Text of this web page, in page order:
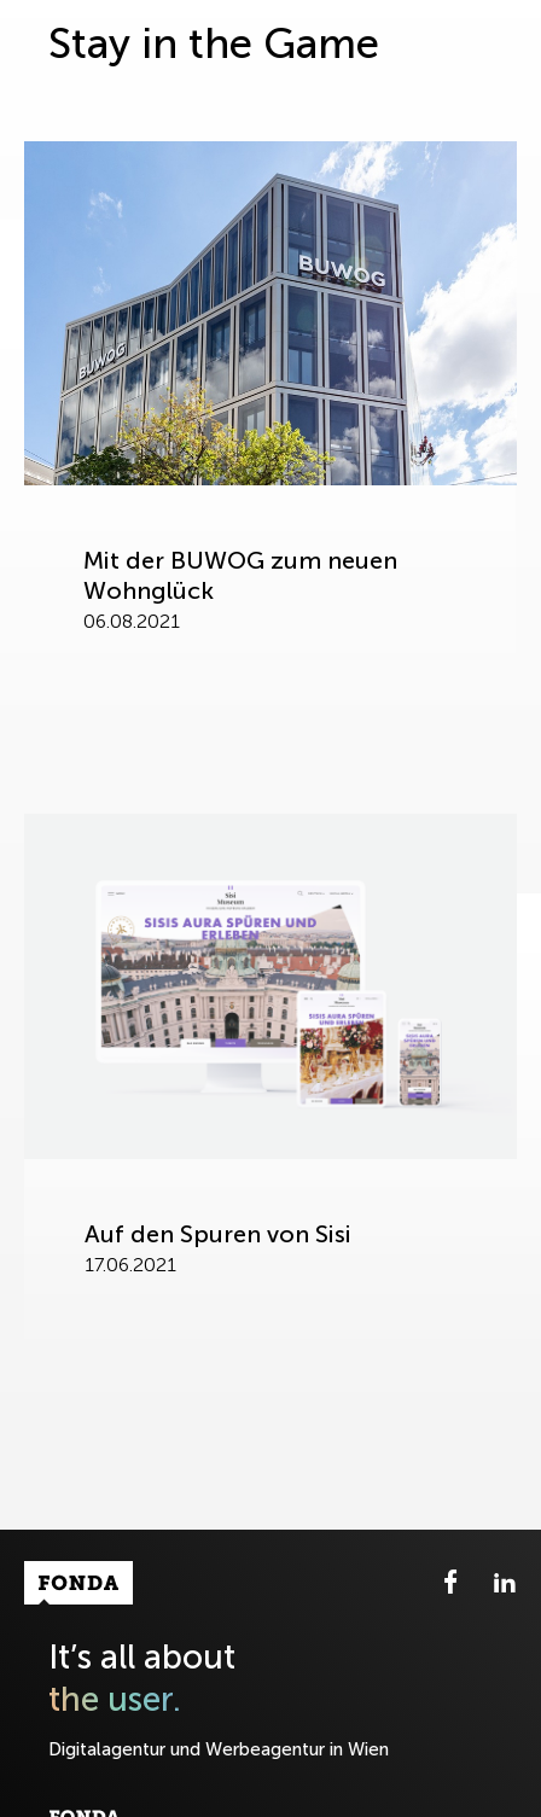
Stay in the Game
Mit der BUWOG zum neuen
Wohnglück
06.08.2021
Auf den Spuren von Sisi
17.06.2021
Fonda Logo
It’s all about
the user.
Digitalagentur und Werbeagentur in Wien